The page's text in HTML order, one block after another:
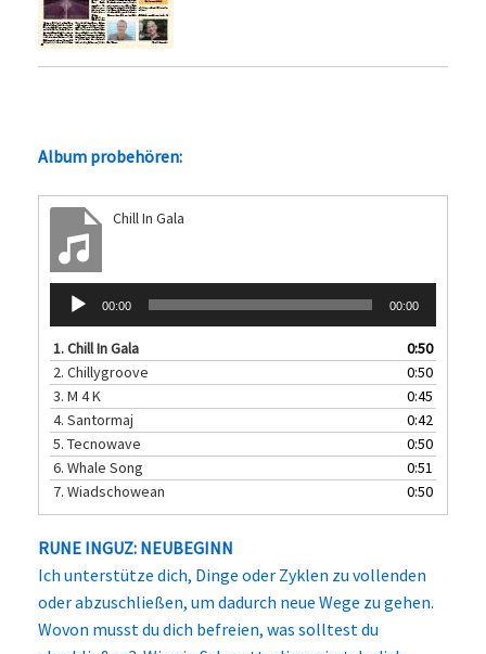
Album probehören:
Chill In Gala
Audio-
Player
00:00 00:00
1.Chill In Gala
0:50
2.Chillygroove
0:50
3.M 4 K
0:45
4.Santormaj
0:42
5.Tecnowave
0:50
6.Whale Song
0:51
7.Wiadschowean 0:50
RUNE INGUZ: NEUBEGINN
Ich unterstütze dich, Dinge oder Zyklen zu vollenden
oder abzuschließen, um dadurch neue Wege zu gehen.
Wovon musst du dich befreien, was solltest du